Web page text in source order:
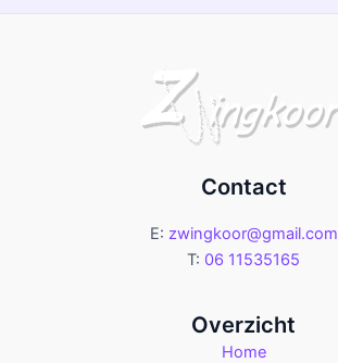
Contact
E: zwingkoor@gmail.com
T: 06 11535165
Overzicht
Home